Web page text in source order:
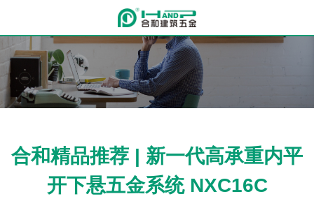
合和精品推荐 | 新一代高承重内平
开下悬五金系统 NXC16C